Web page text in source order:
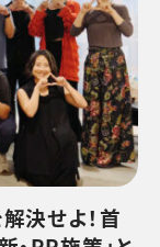
決せよ！首